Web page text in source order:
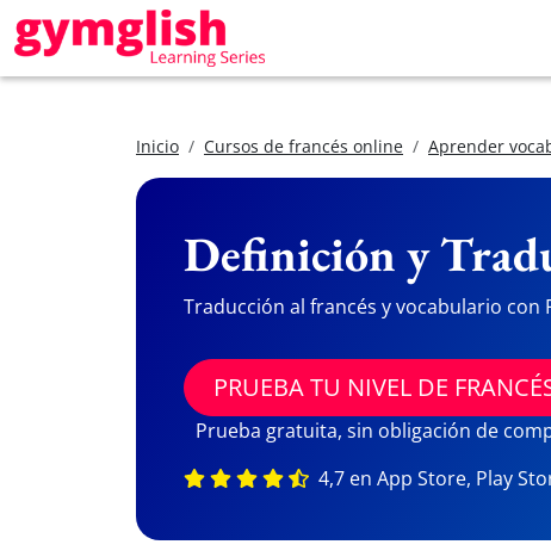
Inicio Cursos de francés online Aprender
Definición y
Traducción al francés y vocabulario
PRUEBA TU NIVEL DE
Prueba gratuita, sin obligación de
4,7 en App Store, Play